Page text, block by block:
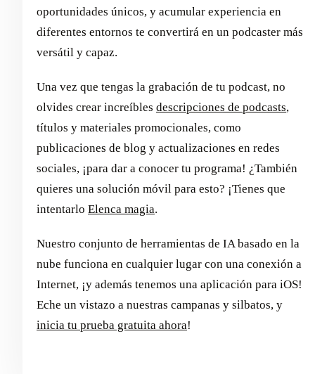
oportunidades únicos, y acumular experiencia en
diferentes entornos te convertirá en un podcaster más
versátil y capaz.
Una vez que tengas la grabación de tu podcast, no
olvides crear increíbles descripciones de podcasts,
títulos y materiales promocionales, como
publicaciones de blog y actualizaciones en redes
sociales, ¡para dar a conocer tu programa! ¿También
quieres una solución móvil para esto? ¡Tienes que
intentarlo Elenca magia.
Nuestro conjunto de herramientas de IA basado en la
nube funciona en cualquier lugar con una conexión a
Internet, ¡y además tenemos una aplicación para iOS!
Eche un vistazo a nuestras campanas y silbatos, y
inicia tu prueba gratuita ahora!